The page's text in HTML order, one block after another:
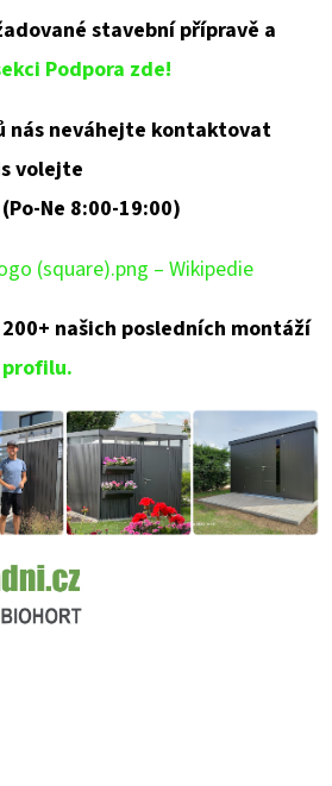
stavební přípravě a
Podpora zde!
nás neváhejte kontaktovat
volejte
Ne 8:00-19:00)
našich posledních montáží
profilu.